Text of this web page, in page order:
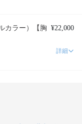
カラー）【胸 ¥22,000
詳細